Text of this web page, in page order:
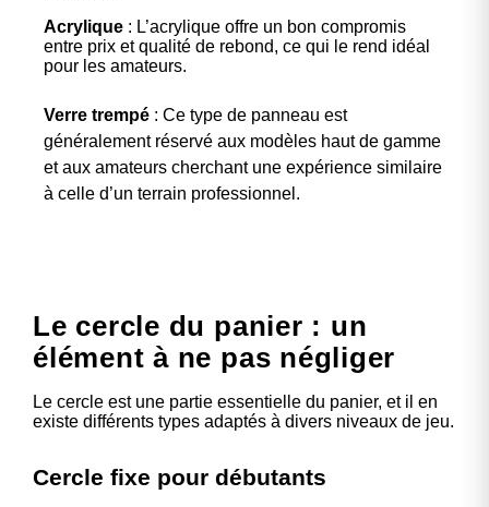
Acrylique : L’acrylique offre un bon compromis
entre prix et qualité de rebond, ce qui le rend idéal
pour les amateurs.
Verre trempé : Ce type de panneau est
généralement réservé aux modèles haut de gamme
et aux amateurs cherchant une expérience similaire
à celle d’un terrain professionnel.
Le cercle du panier : un
élément à ne pas négliger
Le cercle est une partie essentielle du panier, et il en
existe différents types adaptés à divers niveaux de jeu.
Cercle fixe pour débutants